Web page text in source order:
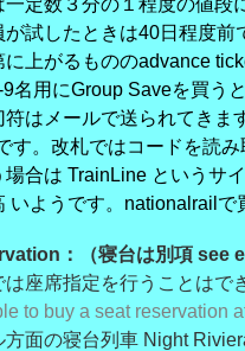
定数３分の１程度の値段
したときは40日程度前
上がるもののadvance
名用にGroup Saveを買う
はメールで送られてきま
す。改札ではコードを読み
合は TrainLine というサ
ようです。nationalrailで
：（寝台は別項 see
座席指定を行うことはで
to buy a seat reservation
面の寝台列車 Night